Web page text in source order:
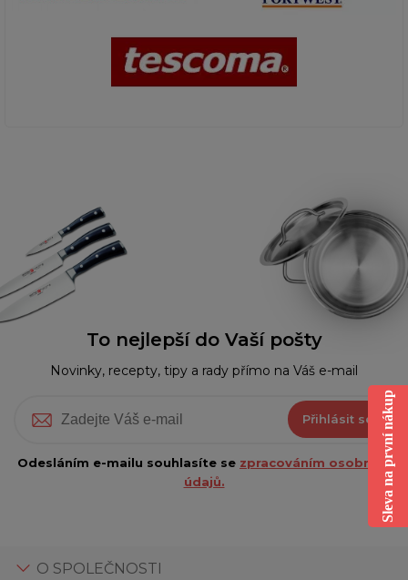
To nejlepší do Vaší pošty
Novinky, recepty, tipy a rady přímo na Váš e-mail
Přihlásit se
Odesláním e-mailu souhlasíte se zpracováním osobních
údajů.
O SPOLEČNOSTI
Sleva na první nákup